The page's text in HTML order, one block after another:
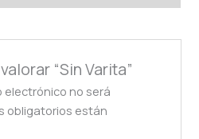
“Sin Varita”
electrónico no será
obligatorios están